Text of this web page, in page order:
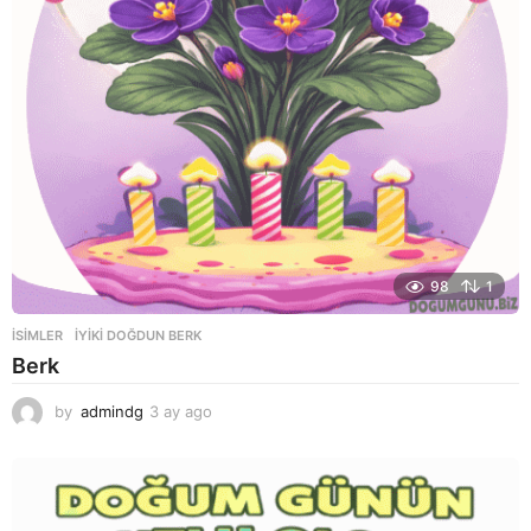
98 1
ISIMLER IYIKI DOĞDUN BERK
Berk
by admindg 3 ay ago
a
g
o